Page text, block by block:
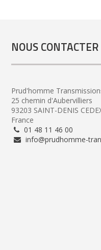
NOUS CONTACTER
Prud'homme
25 chemin d'Aubervilliers
93203 SAINT-DENIS
France
01 48 11 46 00
info@prudhomme-